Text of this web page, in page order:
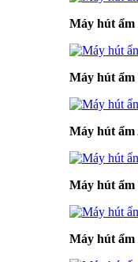
Máy hút ẩm
Máy hút ẩm
Máy hút ẩm
Máy hút ẩm
Máy hút ẩm